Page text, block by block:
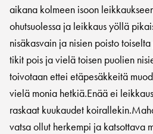
aikana kolmeen isoon
ohutsuolessa ja leikkaus yöllä
nisäkasvain ja nisien poisto
tikit pois ja vielä toisen puolien
toivotaan ettei etäpesäkkeitä
vielä monia hetkiä.Enää ei
raskaat kuukaudet
vatsa ollut herkempi ja katsottava